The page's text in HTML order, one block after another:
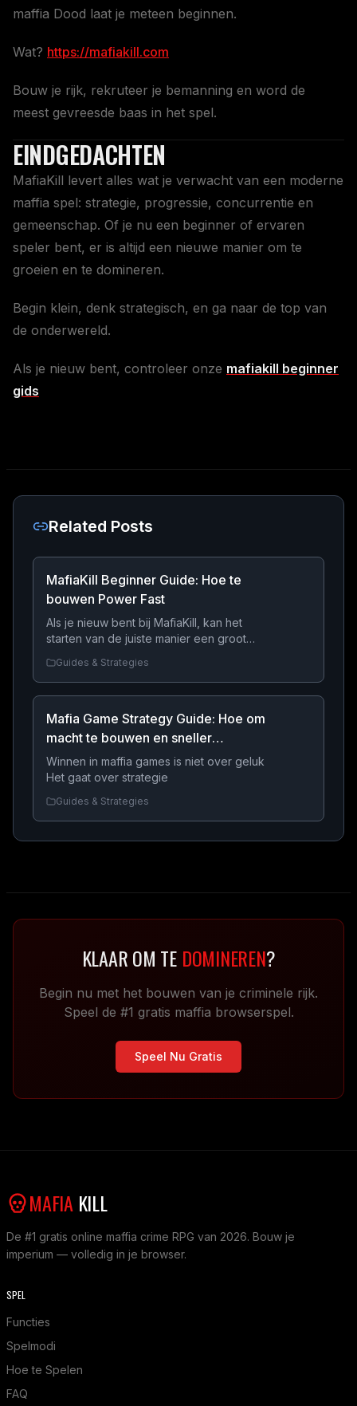
maffia Dood laat je meteen beginnen.
Wat? https://mafiakill.com
Bouw je rijk, rekruteer je bemanning en word de
meest gevreesde baas in het spel.
EINDGEDACHTEN
MafiaKill levert alles wat je verwacht van een moderne
maffia spel: strategie, progressie, concurrentie en
gemeenschap. Of je nu een beginner of ervaren
speler bent, er is altijd een nieuwe manier om te
groeien en te domineren.
Begin klein, denk strategisch, en ga naar de top van
de onderwereld.
Als je nieuw bent, controleer onze mafiakill beginner
gids
Related Posts
MafiaKill Beginner Guide: Hoe te
bouwen Power Fast
Als je nieuw bent bij MafiaKill, kan het
starten van de juiste manier een groot
laten zien hoe u snel macht te bouwen,
geld efficiënt verdienen, en voorkomen dat
vooruitgang vertragen.
Guides & Strategies
Mafia Game Strategy Guide: Hoe om
macht te bouwen en sneller
Domineren
Winnen in maffia games is niet over geluk
Het gaat over strategie
Guides & Strategies
KLAAR OM TE DOMINEREN?
Begin nu met het bouwen van je criminele rijk.
Speel de #1 gratis maffia browserspel.
Speel Nu Gratis
MAFIA KILL
De #1 gratis online maffia crime RPG van 2026. Bouw je
imperium — volledig in je browser.
SPEL
Functies
Spelmodi
Hoe te Spelen
FAQ